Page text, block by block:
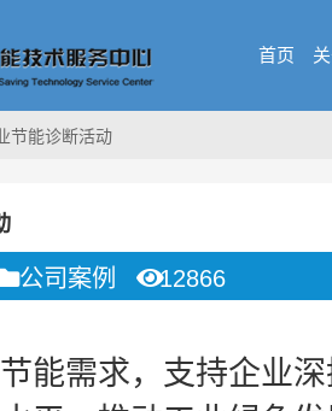
首页
节能诊断活动
公司案例 12866
能需求，支持企业